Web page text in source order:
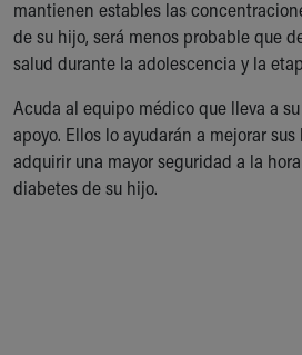
Health Information
Healthy Info, Healthy Kids
Inside Children's Blog
KidsHealth Topics
Family Library
Educational Resources
Injury Prevention
mantienen estables las
de su hijo, será menos probable que
salud durante la adolescencia y la
Acuda al equipo médico que lleva a
apoyo. Ellos lo ayudarán a mejorar
adquirir una mayor seguridad a la
diabetes de su hijo.